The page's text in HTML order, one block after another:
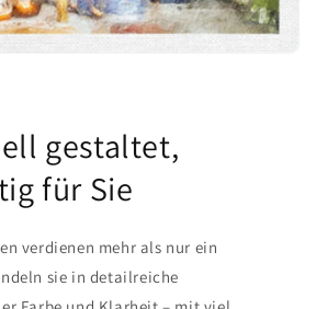
gestaltet,
für Sie
verdienen mehr als nur ein
sie in detailreiche